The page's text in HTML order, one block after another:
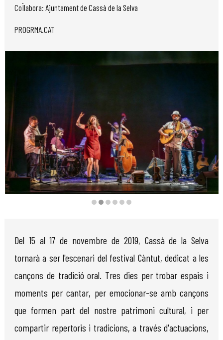
Col·labora: Ajuntament de Cassà de la Selva
PROGRMA.CAT
Del 15 al 17 de novembre de 2019, Cassà de la Selva
tornarà a ser l'escenari del festival Càntut, dedicat a les
cançons de tradició oral. Tres dies per trobar espais i
moments per cantar, per emocionar-se amb cançons
que formen part del nostre patrimoni cultural, i per
compartir repertoris i tradicions, a través d'actuacions,